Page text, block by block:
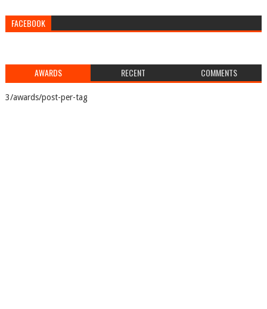
FACEBOOK
AWARDS RECENT COMMENTS
3/awards/post-per-tag